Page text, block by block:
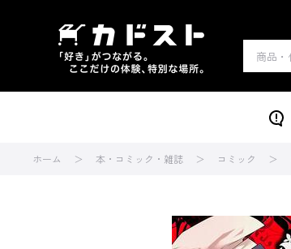
ホーム 本・コミック・雑誌 コミック